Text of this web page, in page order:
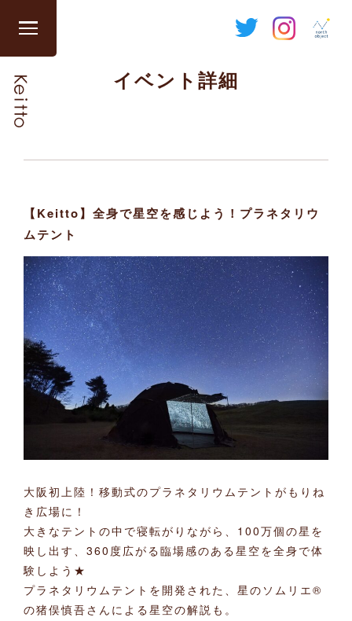
グ
ロ
閉
す
る
イベント詳細
【Keitto】全身で星空を感じよう！プラネタリウ
ムテント
大阪初上陸！移動式のプラネタリウムテントがもりね
き広場に！
大きなテントの中で寝転がりながら、100万個の星を
映し出す、360度広がる臨場感のある星空を全身で体
験しよう★
プラネタリウムテントを開発された、星のソムリエ®
の猪俣慎吾さんによる星空の解説も。